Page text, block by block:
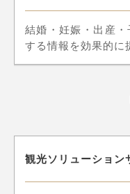
結婚・妊娠・出産
する情報を効果的に
観光ソリューション